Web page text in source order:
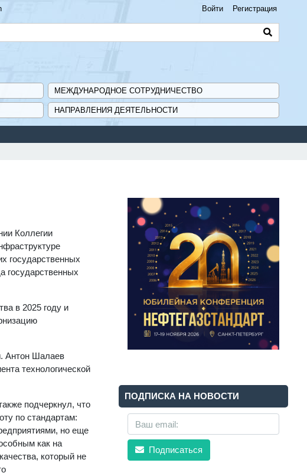
Войти Регистрация
МЕЖДУНАРОДНОЕ СОТРУДНИЧЕСТВО
НАПРАВЛЕНИЯ ДЕЯТЕЛЬНОСТИ
Коллегии
государственных
в 2025 году и
Антон Шалаев
технологической
подчеркнул, что
по стандартам:
но еще
как на
который не
ПОДПИСКА НА НОВОСТИ
Подписаться